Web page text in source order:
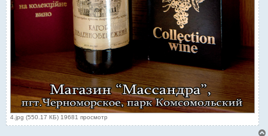
4.jpg (550.17 КБ) 19681 просмотр